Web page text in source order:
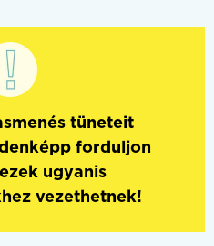
tüneteit
forduljon
ugyanis
vezethetnek!